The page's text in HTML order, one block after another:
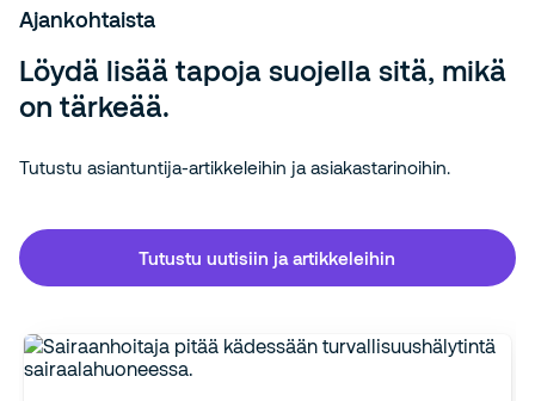
Ajankohtaista
Löydä lisää tapoja suojella sitä, mikä
on tärkeää.
Tutustu asiantuntija-artikkeleihin ja asiakastarinoihin.
Tutustu uutisiin ja artikkeleihin